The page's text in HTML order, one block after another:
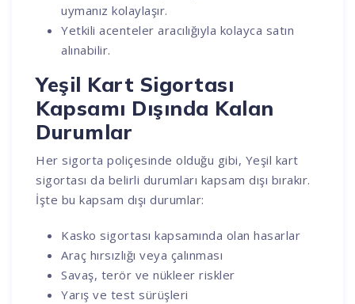
uymanız kolaylaşır.
Yetkili acenteler aracılığıyla kolayca satın
alınabilir.
Yeşil Kart Sigortası
Kapsamı Dışında Kalan
Durumlar
Her sigorta poliçesinde olduğu gibi, Yeşil kart
sigortası da belirli durumları kapsam dışı bırakır.
İşte bu kapsam dışı durumlar:
Kasko sigortası kapsamında olan hasarlar
Araç hırsızlığı veya çalınması
Savaş, terör ve nükleer riskler
Yarış ve test sürüşleri